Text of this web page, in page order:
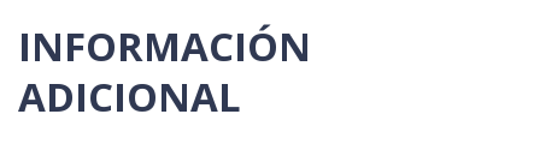
INFORMACIÓN
ADICIONAL